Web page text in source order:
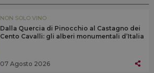
NON SOLO VINO
Dalla Quercia di Pinocchio al Castagno dei
Cento Cavalli: gli alberi monumentali d’Italia
07 Agosto 2026